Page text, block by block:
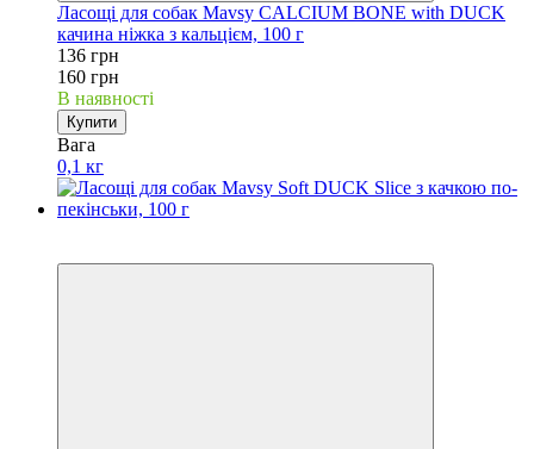
Ласощі для собак Mavsy CALCIUM BONE with DUCK
качина ніжка з кальцієм, 100 г
136 грн
160 грн
В наявності
Купити
Вага
0,1 кг